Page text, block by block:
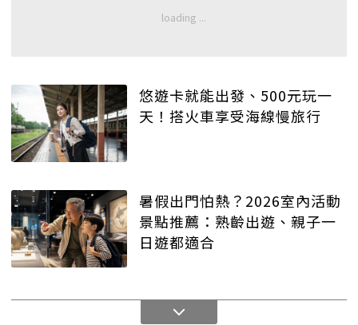
悠遊卡就能出發、500元玩一
天！搭火車享受海線慢旅行
暑假出門怕熱？2026室內活動
景點推薦：熟齡出遊、親子一
日遊都適合